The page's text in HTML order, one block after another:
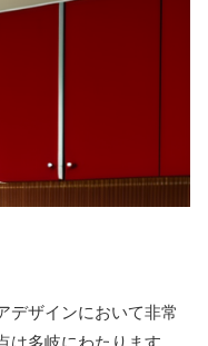
デザインにおいて非常
は多岐にわたります